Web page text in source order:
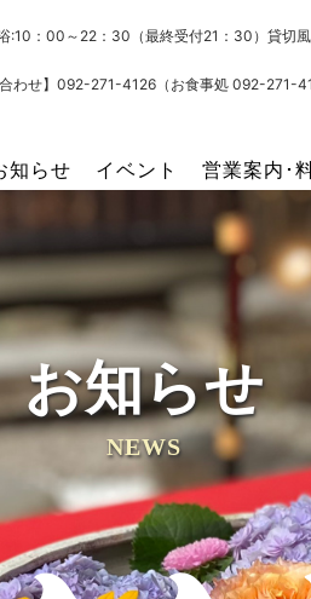
：00～22：30（最終受付21：30）貸切
合わせ】092-271-4126（お食事処 092-271-
知らせ イベント 営業案内･
お知らせ
NEWS